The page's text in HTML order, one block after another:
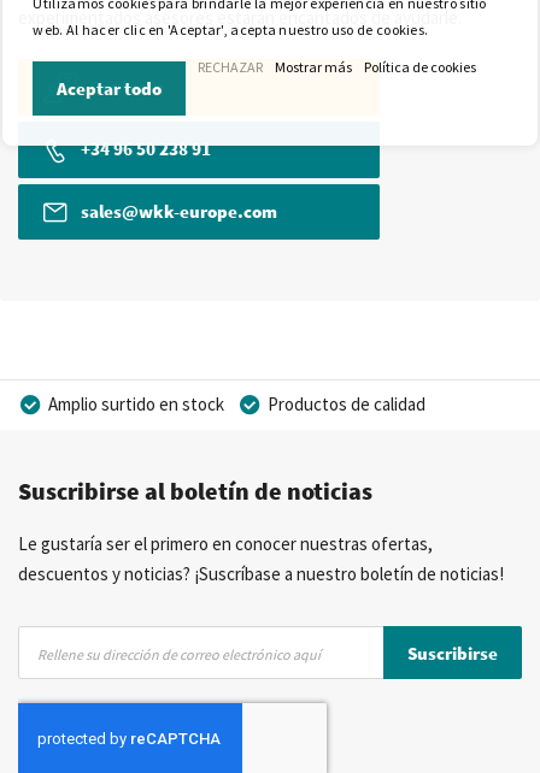
experimentados asesores estarán encantados de ayudarle.
Contacto
+34 96 50 238 91
sales@wkk-europe.com
Amplio surtido en stock
Productos de calidad
Asesoramiento personal
Más de 40 años de experiencia
Posibilidad de crear marca privada
Suscribirse al boletín de noticias
Le gustaría ser el primero en conocer nuestras ofertas,
descuentos y noticias? ¡Suscríbase a nuestro boletín de noticias!
nuestro
boletín
Suscribirse
web. Al hacer clic en 'Aceptar', acepta nuestro uso de cookies.
Aceptar todo
RECHAZAR Mostrar más Política de cookies